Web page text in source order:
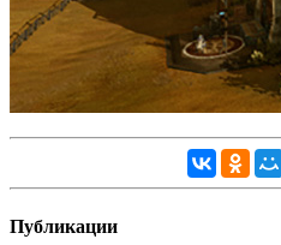
Публикации